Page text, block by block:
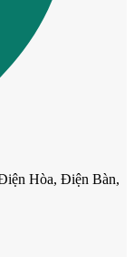
Hòa, Điện Bàn,